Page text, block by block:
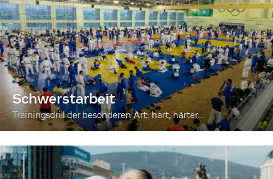
Schwerstarbeit
Trainingsdrill der besonderen Art: hart, härter...